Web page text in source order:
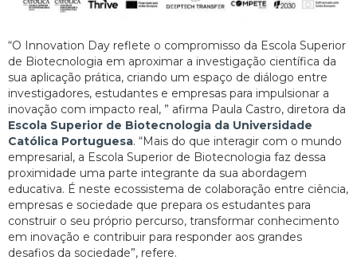
“O Innovation Day reflete o compromisso da Escola Superior
de Biotecnologia em aproximar a investigação científica da
sua aplicação prática, criando um espaço de diálogo entre
investigadores, estudantes e empresas para impulsionar a
inovação com impacto real, ” afirma Paula Castro, diretora da
Escola Superior de Biotecnologia da Universidade
Católica Portuguesa. “Mais do que interagir com o mundo
empresarial, a Escola Superior de Biotecnologia faz dessa
proximidade uma parte integrante da sua abordagem
educativa. É neste ecossistema de colaboração entre ciência,
empresas e sociedade que prepara os estudantes para
construir o seu próprio percurso, transformar conhecimento
em inovação e contribuir para responder aos grandes
desafios da sociedade”, refere.